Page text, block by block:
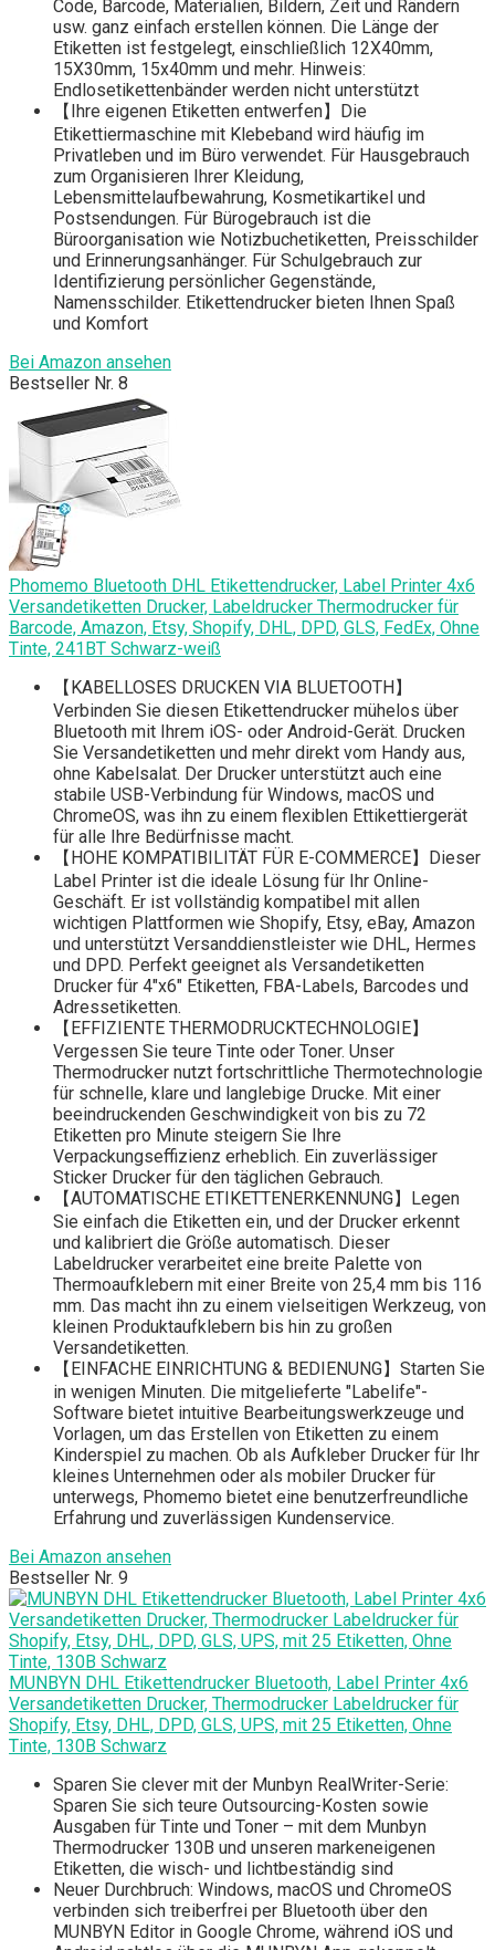
Code, Barcode, Materialien, Bildern, Zeit und Rändern
usw. ganz einfach erstellen können. Die Länge der
Etiketten ist festgelegt, einschließlich 12X40mm,
15X30mm, 15x40mm und mehr. Hinweis:
Endlosetikettenbänder werden nicht unterstützt
【Ihre eigenen Etiketten entwerfen】Die
Etikettiermaschine mit Klebeband wird häufig im
Privatleben und im Büro verwendet. Für Hausgebrauch
zum Organisieren Ihrer Kleidung,
Lebensmittelaufbewahrung, Kosmetikartikel und
Postsendungen. Für Bürogebrauch ist die
Büroorganisation wie Notizbuchetiketten, Preisschilder
und Erinnerungsanhänger. Für Schulgebrauch zur
Identifizierung persönlicher Gegenstände,
Namensschilder. Etikettendrucker bieten Ihnen Spaß
und Komfort
Bei Amazon ansehen
Bestseller Nr. 8
Phomemo Bluetooth DHL Etikettendrucker, Label Printer 4x6
Versandetiketten Drucker, Labeldrucker Thermodrucker für
Barcode, Amazon, Etsy, Shopify, DHL, DPD, GLS, FedEx, Ohne
Tinte, 241BT Schwarz-weiß
【KABELLOSES DRUCKEN VIA BLUETOOTH】
Verbinden Sie diesen Etikettendrucker mühelos über
Bluetooth mit Ihrem iOS- oder Android-Gerät. Drucken
Sie Versandetiketten und mehr direkt vom Handy aus,
ohne Kabelsalat. Der Drucker unterstützt auch eine
stabile USB-Verbindung für Windows, macOS und
ChromeOS, was ihn zu einem flexiblen Ettikettiergerät
für alle Ihre Bedürfnisse macht.
【HOHE KOMPATIBILITÄT FÜR E-COMMERCE】Dieser
Label Printer ist die ideale Lösung für Ihr Online-
Geschäft. Er ist vollständig kompatibel mit allen
wichtigen Plattformen wie Shopify, Etsy, eBay, Amazon
und unterstützt Versanddienstleister wie DHL, Hermes
und DPD. Perfekt geeignet als Versandetiketten
Drucker für 4"x6" Etiketten, FBA-Labels, Barcodes und
Adressetiketten.
【EFFIZIENTE THERMODRUCKTECHNOLOGIE】
Vergessen Sie teure Tinte oder Toner. Unser
Thermodrucker nutzt fortschrittliche Thermotechnologie
für schnelle, klare und langlebige Drucke. Mit einer
beeindruckenden Geschwindigkeit von bis zu 72
Etiketten pro Minute steigern Sie Ihre
Verpackungseffizienz erheblich. Ein zuverlässiger
Sticker Drucker für den täglichen Gebrauch.
【AUTOMATISCHE ETIKETTENERKENNUNG】Legen
Sie einfach die Etiketten ein, und der Drucker erkennt
und kalibriert die Größe automatisch. Dieser
Labeldrucker verarbeitet eine breite Palette von
Thermoaufklebern mit einer Breite von 25,4 mm bis 116
mm. Das macht ihn zu einem vielseitigen Werkzeug, von
kleinen Produktaufklebern bis hin zu großen
Versandetiketten.
【EINFACHE EINRICHTUNG & BEDIENUNG】Starten Sie
in wenigen Minuten. Die mitgelieferte "Labelife"-
Software bietet intuitive Bearbeitungswerkzeuge und
Vorlagen, um das Erstellen von Etiketten zu einem
Kinderspiel zu machen. Ob als Aufkleber Drucker für Ihr
kleines Unternehmen oder als mobiler Drucker für
unterwegs, Phomemo bietet eine benutzerfreundliche
Erfahrung und zuverlässigen Kundenservice.
Bei Amazon ansehen
Bestseller Nr. 9
MUNBYN DHL Etikettendrucker Bluetooth, Label Printer 4x6
Versandetiketten Drucker, Thermodrucker Labeldrucker für
Shopify, Etsy, DHL, DPD, GLS, UPS, mit 25 Etiketten, Ohne
Tinte, 130B Schwarz
Sparen Sie clever mit der Munbyn RealWriter-Serie:
Sparen Sie sich teure Outsourcing-Kosten sowie
Ausgaben für Tinte und Toner – mit dem Munbyn
Thermodrucker 130B und unseren markeneigenen
Etiketten, die wisch- und lichtbeständig sind
Neuer Durchbruch: Windows, macOS und ChromeOS
verbinden sich treiberfrei per Bluetooth über den
MUNBYN Editor in Google Chrome, während iOS und